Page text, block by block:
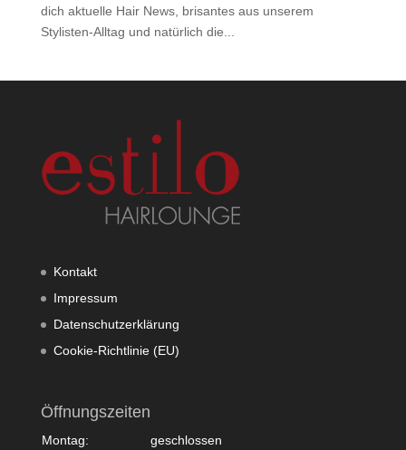
dich aktuelle Hair News, brisantes aus unserem
Stylisten-Alltag und natürlich die...
Kontakt
Impressum
Datenschutzerklärung
Cookie-Richtlinie (EU)
Öffnungszeiten
Montag: geschlossen